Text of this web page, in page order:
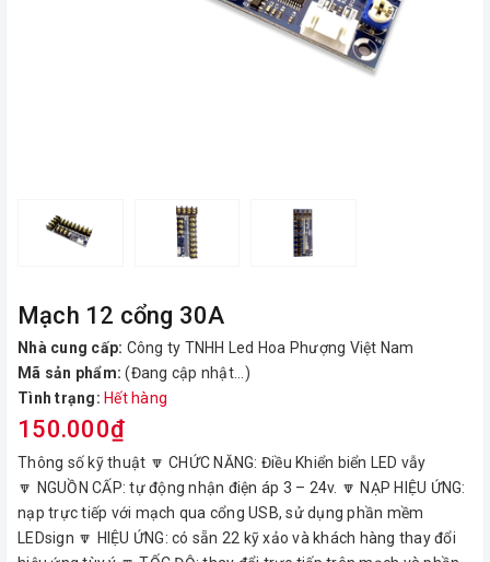
Mạch 12 cổng 30A
Nhà cung cấp: Công ty TNHH Led Hoa Phượng Việt Nam
Mã sản phẩm: (Đang cập nhật...)
Tình trạng: Hết hàng
150.000₫
Thông số kỹ thuật 🔽 CHỨC NĂNG: Điều Khiển biển LED vẫy
🔽 NGUỒN CẤP: tự động nhận điện áp 3 – 24v. 🔽 NẠP HIỆU ỨNG:
nạp trực tiếp với mạch qua cổng USB, sử dụng phần mềm
LEDsign 🔽 HIỆU ỨNG: có sẵn 22 kỹ xảo và khách hàng thay đổi